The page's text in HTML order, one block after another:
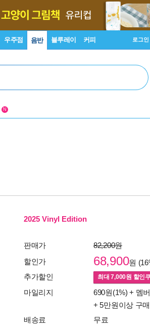
우주점 음반 블루레이 커피 로그인
N
2025 Vinyl Edition
판매가
82,200원
할인가
68,900원
추가할인
최대7,000원 할인
마일리지 690원(1%) + 멤
+ 5만원이상 구
배송료
무료